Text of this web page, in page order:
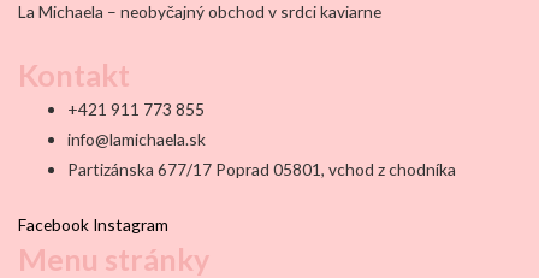
La Michaela – neobyčajný obchod v srdci kaviarne
Kontakt
+421 911 773 855
info@lamichaela.sk
Partizánska 677/17 Poprad 05801, vchod z chodníka
Facebook Instagram
Menu stránky